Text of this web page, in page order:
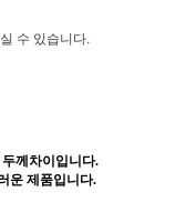
수 있습니다.
께차이입니다.
운 제품입니다.